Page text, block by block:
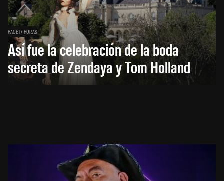
HACE 17 HORAS
Así fue la celebración de la boda
secreta de Zendaya y Tom Holland